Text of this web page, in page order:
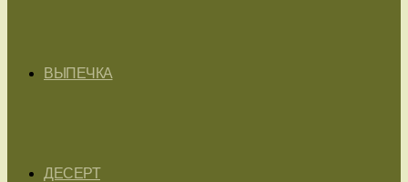
ВЫПЕЧКА
ДЕСЕРТ